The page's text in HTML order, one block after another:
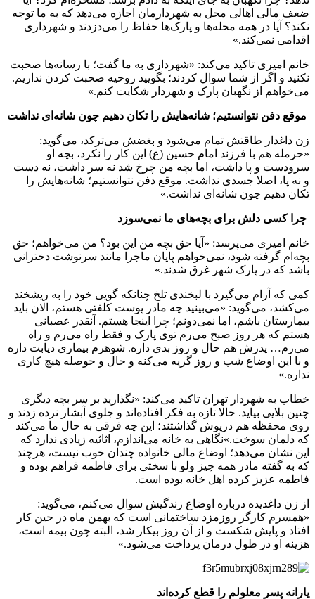
ضعف مالی اهالی محل به شهردارمان اجازه می‌دهد که به ما توجه
نکند؟ آیا در همه محله‌ها و پارک‌ها حفاظ را می‌دزدند و شهرداری
اقدامی نمی‌کند.»
خانم امیری تاکید می‌کند: «شهرداری به ما گفت؛ با رسانه‌ها صحبت
نکنید و اگر از شما سوال کردند؛ بگویید روحیه صحبت کردن نداریم.
می‌خواهم از نگهبان پارک و شهردار شکایت‌ کنم.»
موقع دفن نتوانستیم؛ شانه‌هایش را تکان دهیم چون شانه‌ای نداشت
زن داغدار طاقتش تمام می‌شود و بغضش می‌ترکد، می‌گوید:
«حرمله هم با فرزند امام حسین (ع) این کار را نکرد، بچه او
سرودست و پا داشت، اما بچه من چرخ شد نه سر داشت، نه دست
و نه پا، اصلا جسدی نداشت. موقع دفن نتوانستیم؛ شانه‌هایش را
تکان دهیم چون شانه‌ای نداشت.»
چرا کسی دلش برای بچه‌های ما نمی‌سوزد
خانم امیری می‌پرسد: «آیا حق بچه من این بود؟ من می‌خواهم؛ حق
بچه‌ام گرفته شود، نمی‌خواهم پایان ماجرا مانند سرنوشت دخترانی
باشد که در پارک شهر غرق شدند.»
کمی که آرام‌ می‌گیرد با لبخندی تلخ چنانکه گویی خود را به ریشخند
می‌کشد، می‌گوید: «می‌بینید چه مادر پوست کلفتی هستم، الان باید
بیمارستان باشم، اما نمی‌دونم؛ چرا اینجا هستم. آنقدر عصبانی
هستم که هر روز صبح می‌رم توی پارک و فقط راه می‌رم و راه
می‌رم… پدرش هم حال و روز بدی داره. شوهرم بیماری دیابت داره
و با این اوضاع شب و روز گریه می‌کنه و حال و حوصله هیچ کاری
نداره.»
خطاب به شهردار تهران تاکید می‌کند: «نگذارید بر سر بچه دیگری
چنین بلایی بیاید. حالا تازه به فکر افتاده‌اند و جلوی آبشار نرده زدند و
روی محفظه هم درپوش گذاشتند؛ این چه فرقی به حال ما می‌کند
که دلمان سوخت.»نگاهی به خانه می‌اندازم، اثاثیه زیادی ندارد که
این نشان‌ می‌دهد؛ اوضاع مالی خانواده چندان خوب نیست، هرچند
که به گفته مادر همه چیز ولو با سختی برای فاطمه فراهم بوده و
فاطمه عزیز کرده اهل خانه بوده است.
از زن داغدیده درباره اوضاع زندگیش سوال می‌کنم، می‌گوید:
«همسرم کارگر روزمزد ساختمانی است که بهمن ماه در حین کار
افتاد و پایش شکست و از آن روز بیکار شد، البته چون بیمه است،
هزینه او در طول درمان پرداخت می‌شود.»
یارانه پسر معلولم را قطع کرده‌اند